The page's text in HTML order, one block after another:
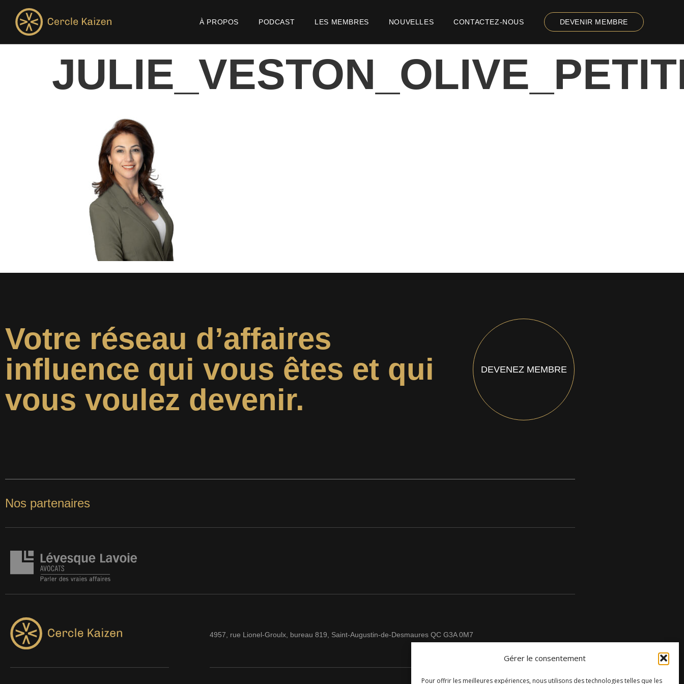
Gérer le consentement
Pour offrir les meilleures expériences, nous utilisons des technologies telles que les
À PROPOS PODCAST LES MEMBRES NOUVELLES CONTACTEZ-NOUS DEVENIR MEMBRE
Votre réseau d’affaires
influence qui vous êtes et qui
vous voulez devenir.
DEVENEZ MEMBRE
Nos partenaires
4957, rue Lionel-Groulx, bureau 819, Saint-Augustin-de-Desmaures QC G3A 0M7